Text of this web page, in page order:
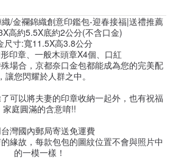
織/金襴錦織創意印鑑包-迎春接福|送禮推薦
高約5.5X底約2公分(不含口金)
尺寸:寬11.5X高3.8公分
印章、一般木頭章X4個、口紅
場合，京都奈口金包都能成為您的完美配
讓您閃耀於人群之中。
可以將夫妻的印章收納一起外，也有祝福
家庭圓滿的含意唷!!
灣國內郵局寄送免運費
緣故，每款包包的圖紋位置不會與照片中
的一模一樣！